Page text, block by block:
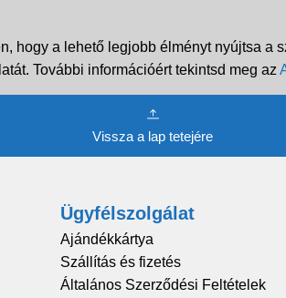
hogy a lehető legjobb élményt nyújtsa
További információért tekintsd meg az
Vissza a lap tetejére
Ügyfélszolgálat
Ajándékkártya
Szállítás és fizetés
Általános Szerződési Feltételek